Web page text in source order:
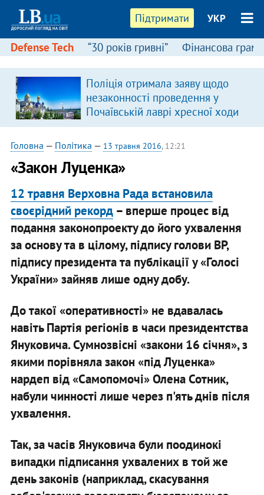
Підтримати УКР
Defense Tech “30 років гривні” Фінансова
Поліція отримала заяву щодо
незаконності проведення у
Почаївській лаврі хресної ходи
Головна — Політика — 13 травня 2016, 12:21
«Закон Луценка»
12 травня Верховна Рада встановила
своєрідний рекорд– вперше процес від
подання законопроекту до його ухвалення
за основу та в цілому, підпису голови ВР,
підпису президента та публікації у «Голосі
України» зайняв лише одну добу.
До такої «оперативності» не вдавалась
навіть Партія регіонів в часи президентства
Януковича. Сумнозвісні «закони 16 січня», з
якими порівняла закон «під Луценка»
нардеп від «Самопомочі» Олена Сотник,
набули чинності лише через п'ять днів після
ухвалення.
Так, за часів Януковича були поодинокі
випадки підписання ухвалених в той же
день законів (наприклад, скасування